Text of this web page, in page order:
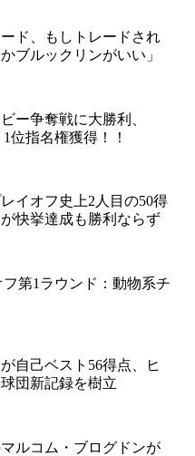
ド、もしトレードされ
ブルックリンがいい」
ー争奪戦に大勝利、
位指名権獲得！！
イオフ史上2人目の50得
快挙達成も勝利ならず
第1ラウンド：動物系チ
自己ベスト56得点、ヒ
団新記録を樹立
ルコム・ブログドンが